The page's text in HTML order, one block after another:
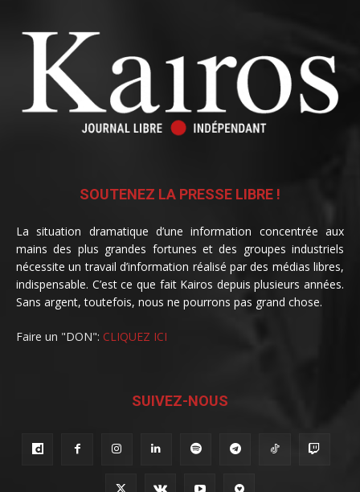
SOUTENEZ LA PRESSE LIBRE !
La situation dramatique d’une information concentrée aux
mains des plus grandes fortunes et des groupes industriels
nécessite un travail d’information réalisé par des médias libres,
indispensable. C’est ce que fait Kairos depuis plusieurs années.
Sans argent, toutefois, nous ne pourrons pas grand chose.
Faire un "DON": CLIQUEZ ICI
SUIVEZ-NOUS